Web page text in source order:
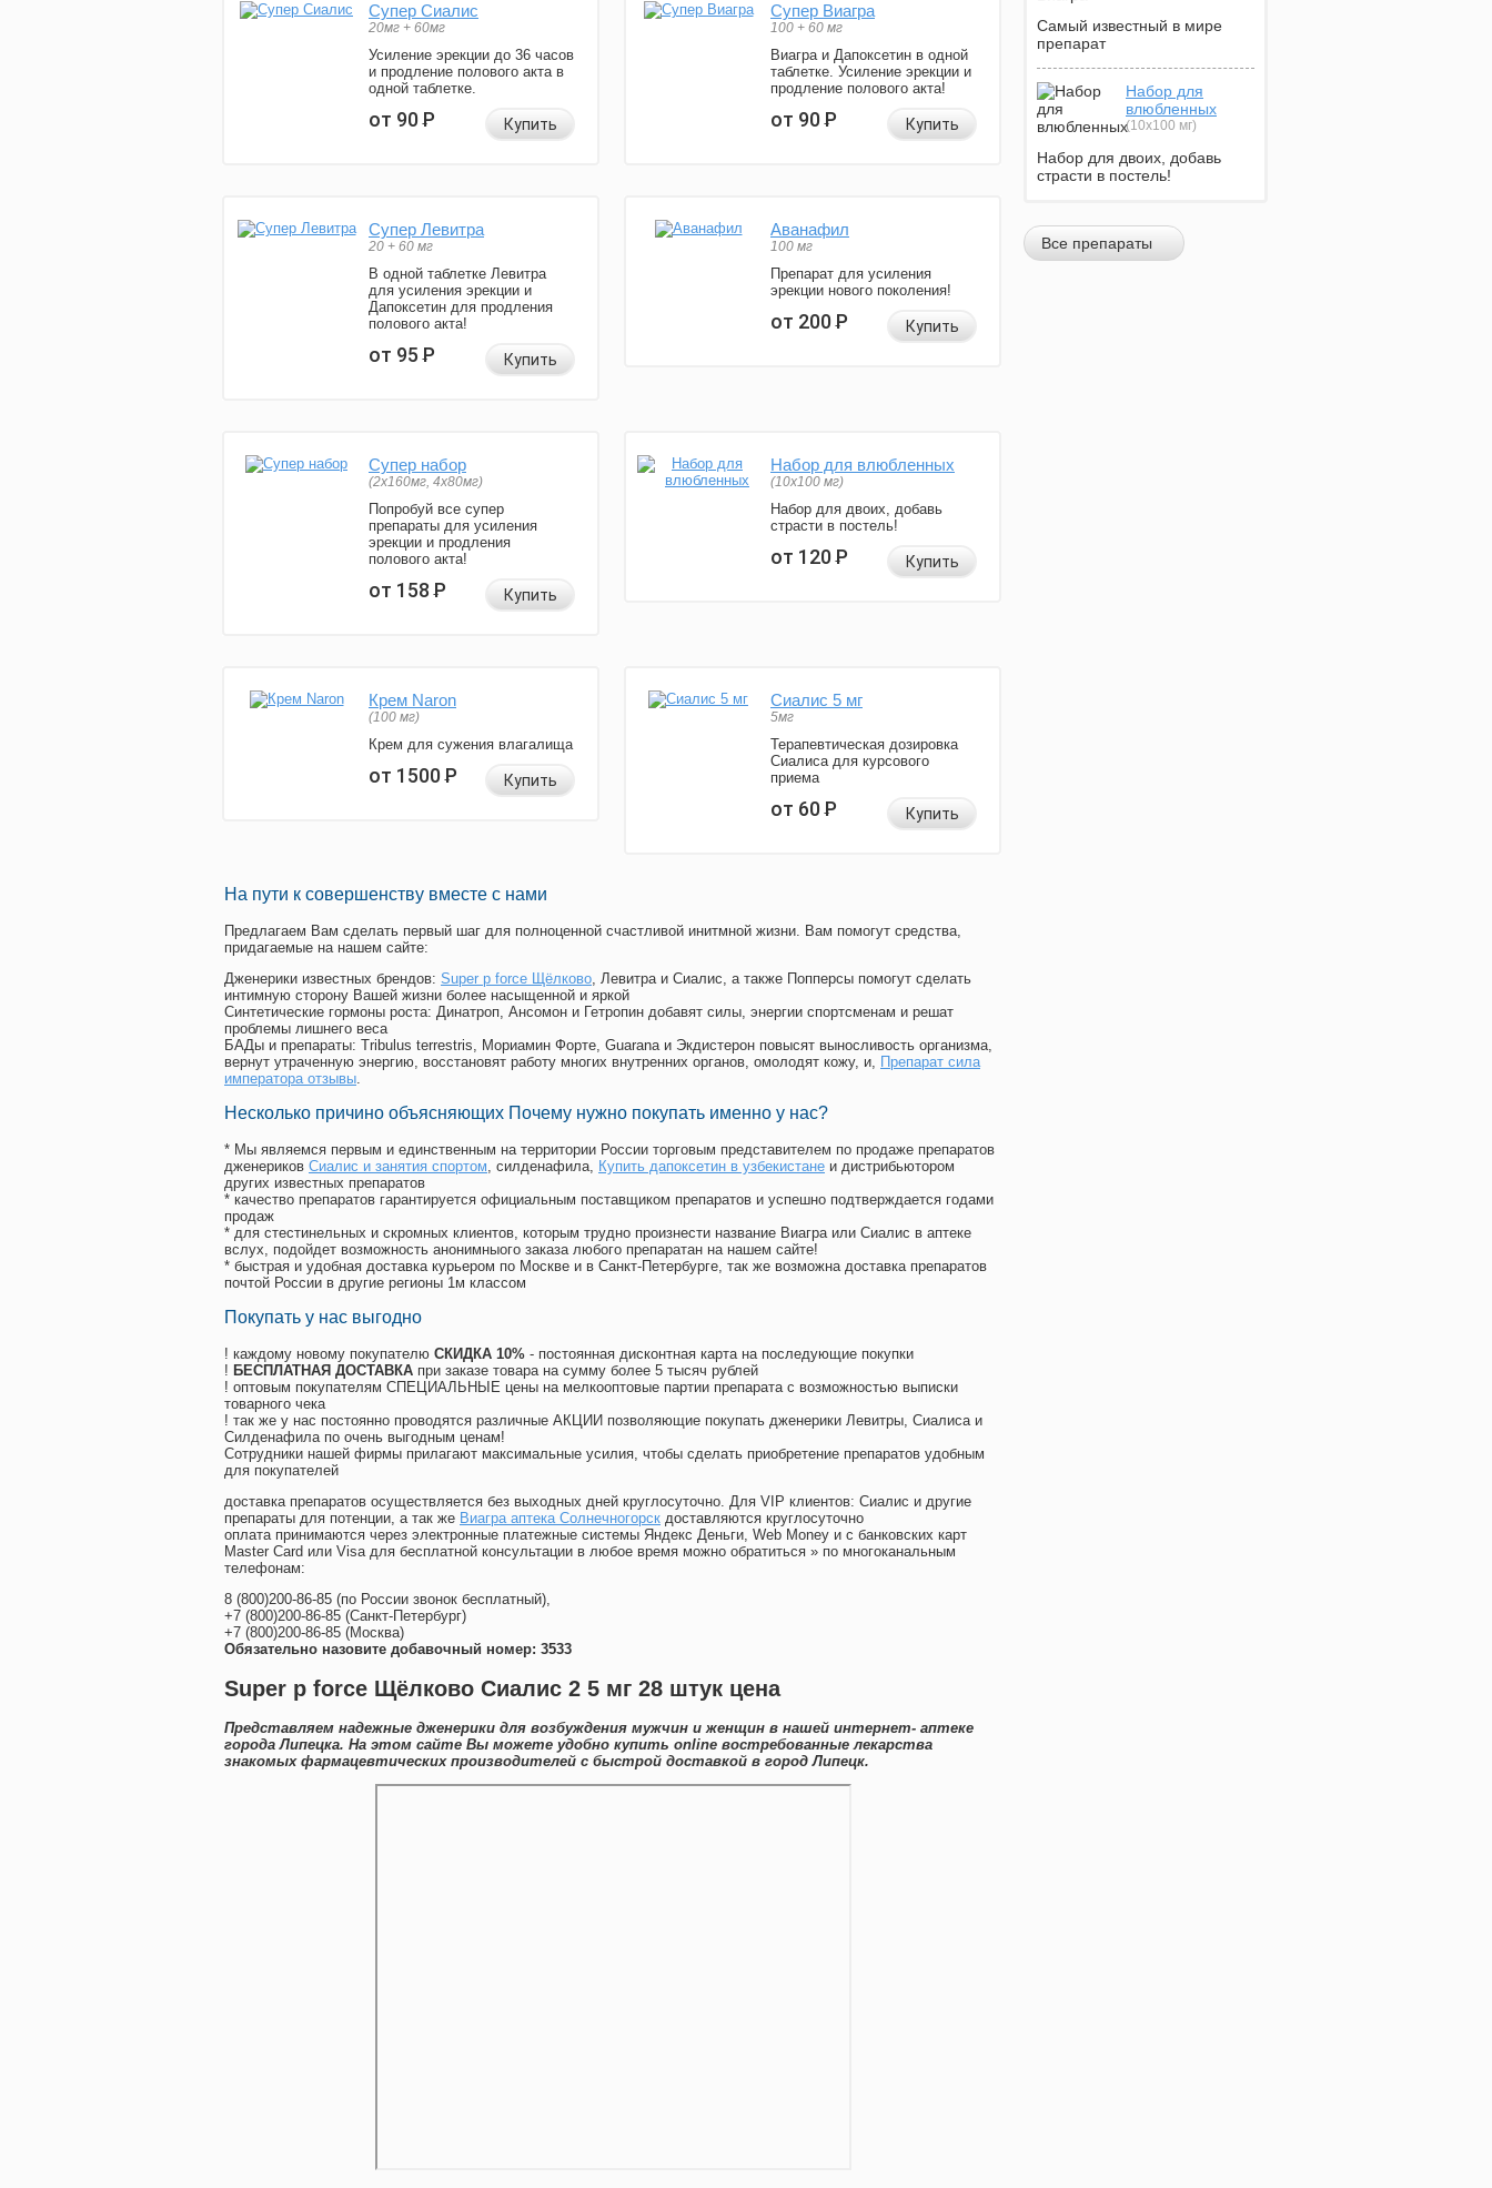
Супер Сиалис
20мг + 60мг
Усиление эрекции до 36 часов
и продление полового акта в
одной таблетке.
от 90Р Купить
Супер Виагра
100 + 60 мг
Виагра и Дапоксетин в одной
таблетке. Усиление эрекции и
продление полового акта!
от 90Р Купить
Супер Левитра
20 + 60 мг
В одной таблетке Левитра
для усиления эрекции и
Дапоксетин для продления
полового акта!
от 95Р Купить
Аванафил
100 мг
Препарат для усиления
эрекции нового поколения!
от 200Р Купить
Супер набор
(2х160мг, 4х80мг)
Попробуй все супер
препараты для усиления
эрекции и продления
полового акта!
от 158Р Купить
Набор для влюбленных
(10х100 мг)
Набор для двоих, добавь
страсти в постель!
от 120Р Купить
Крем Naron
(100 мг)
Крем для сужения влагалища
от 1500Р Купить
Сиалис 5 мг
5мг
Терапевтическая дозировка
Сиалиса для курсового
приема
от 60Р Купить
На пути к совершенству вместе с нами
Предлагаем Вам сделать первый шаг для полноценной счастливой инитмной жизни. Вам помогут средства,
придагаемые на нашем сайте:
Дженерики известных брендов: Super p force Щёлково, Левитра и Сиалис, а также Попперсы помогут сделать
интимную сторону Вашей жизни более насыщенной и яркой
Синтетические гормоны роста: Динатроп, Ансомон и Гетропин добавят силы, энергии спортсменам и решат
проблемы лишнего веса
БАДы и препараты: Tribulus terrestris, Мориамин Форте, Guarana и Экдистерон повысят выносливость организма,
вернут утраченную энергию, восстановят работу многих внутренних органов, омолодят кожу, и, Препарат сила
императора отзывы.
Несколько причино объясняющих Почему нужно покупать именно у нас?
* Мы являемся первым и единственным на территории России торговым представителем по продаже препаратов
дженериков Сиалис и занятия спортом, силденафила, Купить дапоксетин в узбекистане и дистрибьютором
других известных препаратов
* качество препаратов гарантируется официальным поставщиком препаратов и успешно подтверждается годами
продаж
* для стестинельных и скромных клиентов, которым трудно произнести название Виагра или Сиалис в аптеке
вслух, подойдет возможность анонимныого заказа любого препаратан на нашем сайте!
* быстрая и удобная доставка курьером по Москве и в Санкт-Петербурге, так же возможна доставка препаратов
почтой России в другие регионы 1м классом
Покупать у нас выгодно
! каждому новому покупателю СКИДКА 10% - постоянная дисконтная карта на последующие покупки
! БЕСПЛАТНАЯ ДОСТАВКА при заказе товара на сумму более 5 тысяч рублей
! оптовым покупателям СПЕЦИАЛЬНЫЕ цены на мелкооптовые партии препарата с возможностью выписки
товарного чека
! так же у нас постоянно проводятся различные АКЦИИ позволяющие покупать дженерики Левитры, Сиалиса и
Силденафила по очень выгодным ценам!
Cотрудники нашей фирмы прилагают максимальные усилия, чтобы сделать приобретение препаратов удобным
для покупателей
доставка препаратов осуществляется без выходных дней круглосуточно. Для VIP клиентов: Сиалис и другие
препараты для потенции, а так же Виагра аптека Солнечногорск доставляются круглосуточно
оплата принимаются через электронные платежные системы Яндекс Деньги, Web Money и с банковских карт
Master Card или Visa для бесплатной консультации в любое время можно обратиться » по многоканальным
телефонам:
8 (800)200-86-85 (по России звонок бесплатный),
+7 (800)200-86-85 (Санкт-Петербург)
+7 (800)200-86-85 (Москва)
Обязательно назовите добавочный номер: 3533
Super p force Щёлково Сиалис 2 5 мг 28 штук цена
Представляем надежные дженерики для возбуждения мужчин и женщин в нашей интернет- аптеке
города Липецка. На этом сайте Вы можете удобно купить online востребованные лекарства
знакомых фармацевтических производителей с быстрой доставкой в город Липецк.
Самый известный в мире
препарат
Набор для
влюбленных
(10х100 мг)
Набор для двоих, добавь
страсти в постель!
Все препараты